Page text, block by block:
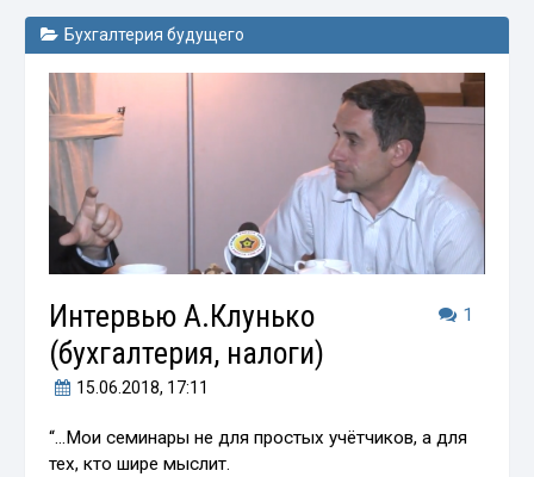
Бухгалтерия будущего
1
Интервью А.Клунько
(бухгалтерия, налоги)
15.06.2018, 17:11
“…Мои семинары не для простых учётчиков, а для
тех, кто шире мыслит.